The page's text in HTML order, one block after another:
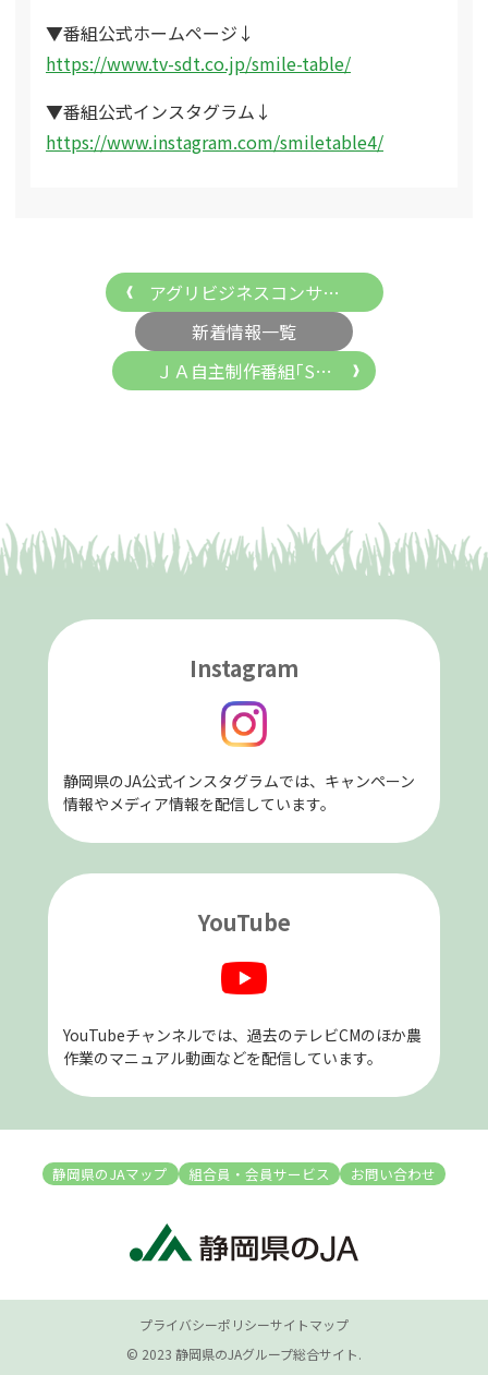
▼番組公式ホームページ↓
https://www.tv-sdt.co.jp/smile-table/
▼番組公式インスタグラム↓
https://www.instagram.com/smiletable4/
アグリビジネスコンサ…
新着情報一覧
ＪＡ自主制作番組｢S…
Instagram
静岡県のJA公式インスタグラムでは、キャンペーン
情報やメディア情報を配信しています。
YouTube
YouTubeチャンネルでは、過去のテレビCMのほか農
作業のマニュアル動画などを配信しています。
静岡県のJAマップ 組合員・会員サービス お問い合わせ
プライバシーポリシーサイトマップ
© 2023 静岡県のJAグループ総合サイト.